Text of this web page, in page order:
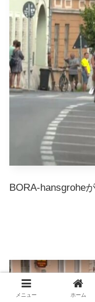
BORA-hansgrohe
メニュー ホーム